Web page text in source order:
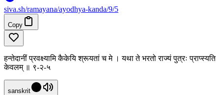
siva.sh/ramayana/ayodhya-kanda/9/5
Copy
हन्तेदानीं प्रवक्ष्यामि कैकेयि श्रूयतां च मे । यथा ते भरतो राज्यं पुत्रः प्राप्स्यति
केवलम् ॥ ९-२-५
sanskrit